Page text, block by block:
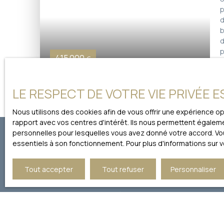
415 000€
Ne
Prénom
LE RESPECT DE VOTRE VIE PRIVÉE
Nous utilisons des cookies afin de vous offrir une expérience
rapport avec vos centres d'intérêt. Ils nous permettent
personnelles pour lesquelles vous avez donné votre accord.
essentiels à son fonctionnement. Pour plus d'informations sur
Tout accepter Tout refuser Personnaliser